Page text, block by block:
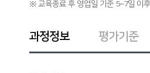
※ 교육종료 후 영업일 기준 5~7일 이
과정정보 평가기준